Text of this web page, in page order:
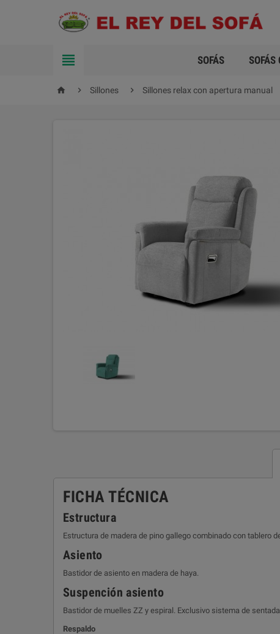
 SOFÁS SOFÁS
  Sillones  Sillones relax con apertura manual
FICHA TÉCNICA
Estructura
Estructura de madera de pino gallego combinado con tablero
Asiento
Bastidor de asiento en madera de haya.
Suspención asiento
Bastidor de muelles ZZ y espiral. Exclusivo sistema de
Respaldo